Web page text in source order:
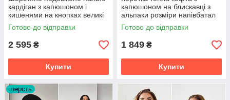
кардіган з капюшоном і
кишенями на кнопках великі
розміри
Готово до відправки
2 595 ₴
Купити
капюшоном на блискавці з
альпаки розміри напівбатал
Готово до відправки
1 849 ₴
Купити
шерсть